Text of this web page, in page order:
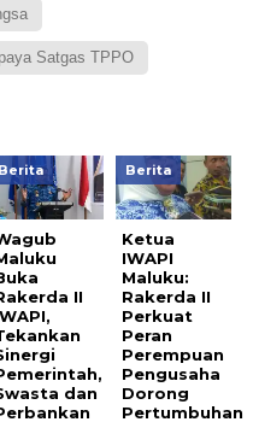
Satgas TPPO
Berita
II
dan
Berita
Ketua
IWAPI
Maluku:
Rakerda II
Perkuat
Peran
Perempuan
Pengusaha
Dorong
Pertumbuhan